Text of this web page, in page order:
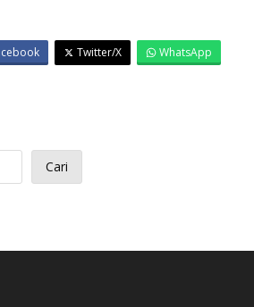
Twitter/X
WhatsApp
Cari